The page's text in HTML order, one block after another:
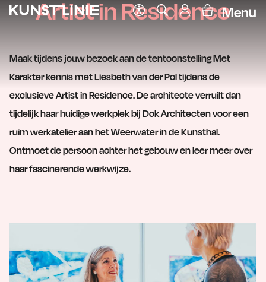
Menu
Artist in Residence
Maak tijdens jouw bezoek aan de tentoonstelling Met
Karakter kennis met Liesbeth van der Pol tijdens de
exclusieve Artist in Residence. De architecte verruilt dan
tijdelijk haar huidige werkplek bij Dok Architecten voor een
ruim werkatelier aan het Weerwater in de Kunsthal.
Ontmoet de persoon achter het gebouw en leer meer over
haar fascinerende werkwijze.